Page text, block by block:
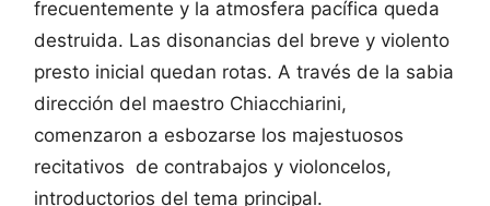
frecuentemente y la atmosfera pacífica queda
destruida. Las disonancias del breve y violento
presto inicial quedan rotas. A través de la sabia
dirección del maestro Chiacchiarini,
comenzaron a esbozarse los majestuosos
recitativos de contrabajos y violoncelos,
introductorios del tema principal.